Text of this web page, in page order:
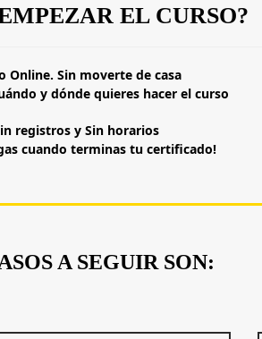
EL CURSO?
Online. Sin moverte de casa
y dónde quieres hacer el curso
registros y Sin horarios
cuando terminas tu certificado!
A SEGUIR SON: